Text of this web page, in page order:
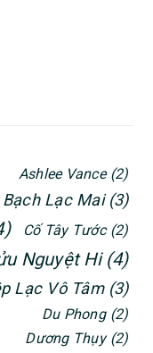
Ashlee Vance (2)
Bạch Lạc Mai (3)
Cố Tây Tước (2)
Nguyệt Hi (4)
Lạc Vô Tâm (3)
Du Phong (2)
Dương Thụy (2)